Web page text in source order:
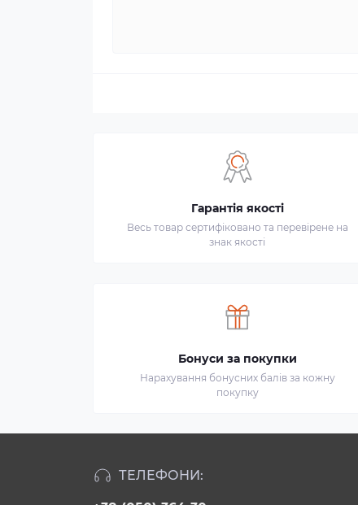
Гарантія якості
Весь товар сертифіковано та перевірене на
знак якості
Бонуси за покупки
Нарахування бонусних балів за кожну
покупку
ТЕЛЕФОНИ: